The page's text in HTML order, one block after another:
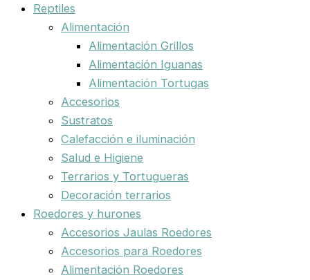
Reptiles
Alimentación
Alimentación Grillos
Alimentación Iguanas
Alimentación Tortugas
Accesorios
Sustratos
Calefacción e iluminación
Salud e Higiene
Terrarios y Tortugueras
Decoración terrarios
Roedores y hurones
Accesorios Jaulas Roedores
Accesorios para Roedores
Alimentación Roedores